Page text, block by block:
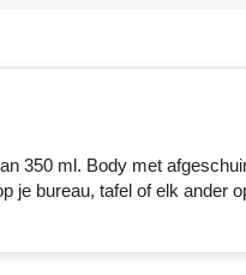
350 ml. Body met
je bureau, tafel of elk ander